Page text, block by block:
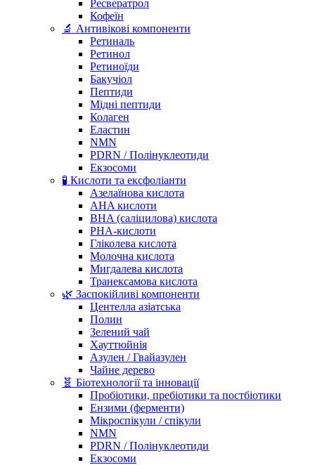
Ресвератрол
Кофеїн
🔬 Антивікові компоненти
Ретиналь
Ретинол
Ретиноїди
Бакучіол
Пептиди
Мідні пептиди
Колаген
Еластин
NMN
PDRN / Полінуклеотиди
Екзосоми
🧪 Кислоти та ексфоліанти
Азелаїнова кислота
AHA кислоти
BHA (саліцилова) кислота
PHA-кислоти
Гліколева кислота
Молочна кислота
Мигдалева кислота
Транексамова кислота
🌿 Заспокійливі компоненти
Центелла азіатська
Полин
Зелений чай
Хауттюйнія
Азулен / Гвайазулен
Чайне дерево
🧬 Біотехнології та інновації
Пробіотики, пребіотики та постбіотики
Ензими (ферменти)
Мікроспікули / спікули
NMN
PDRN / Полінуклеотиди
Екзосоми